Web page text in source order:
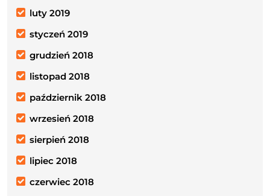
luty 2019
styczeń 2019
grudzień 2018
listopad 2018
październik 2018
wrzesień 2018
sierpień 2018
lipiec 2018
czerwiec 2018